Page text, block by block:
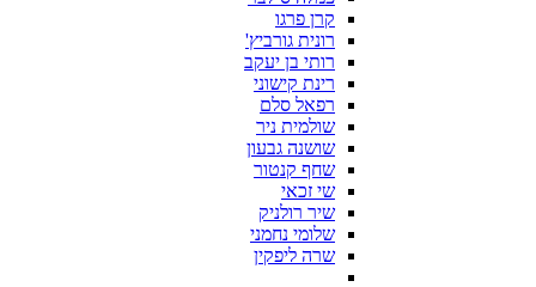
קרן פרגו
רונית גורביץ'
רותי בן יעקב
רינת קישוני
רפאל סלם
שולמית ניר
שושנה גבעון
שחף קנטור
שי זכאי
שיר רולניק
שלומי נחמני
שרה ליפקין